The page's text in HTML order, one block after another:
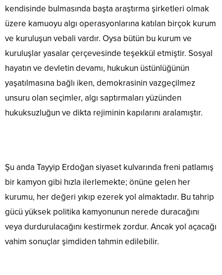
kendisinde bulmasında başta araştırma şirketleri olmak
üzere kamuoyu algı operasyonlarına katılan birçok kurum
ve kuruluşun vebali vardır. Oysa bütün bu kurum ve
kuruluşlar yasalar çerçevesinde teşekkül etmiştir. Sosyal
hayatın ve devletin devamı, hukukun üstünlüğünün
yaşatılmasına bağlı iken, demokrasinin vazgeçilmez
unsuru olan seçimler, algı saptırmaları yüzünden
hukuksuzluğun ve dikta rejiminin kapılarını aralamıştır.
Şu anda Tayyip Erdoğan siyaset kulvarında freni patlamış
bir kamyon gibi hızla ilerlemekte; önüne gelen her
kurumu, her değeri yıkıp ezerek yol almaktadır. Bu tahrip
gücü yüksek politika kamyonunun nerede duracağını
veya durdurulacağını kestirmek zordur. Ancak yol açacağı
vahim sonuçlar şimdiden tahmin edilebilir.